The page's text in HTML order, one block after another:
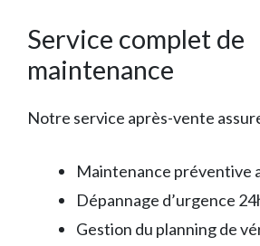
Service complet de
maintenance
Notre service après-vente
Maintenance préventive
Dépannage d’urgence
Gestion du planning de